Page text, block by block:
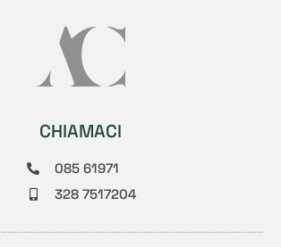
CHIAMACI
085 61971
328 7517204